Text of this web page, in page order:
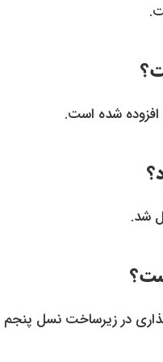
در زیرساخت نسل